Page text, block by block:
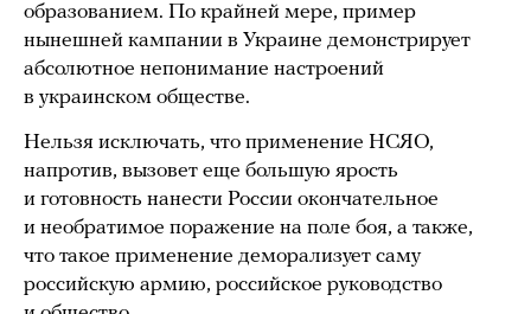
образованием. По крайней мере, пример
нынешней кампании в Украине демонстрирует
абсолютное непонимание настроений
в украинском обществе.
Нельзя исключать, что применение НСЯО,
напротив, вызовет еще большую ярость
и готовность нанести России окончательное
и необратимое поражение на поле боя, а также,
что такое применение деморализует саму
российскую армию, российское руководство